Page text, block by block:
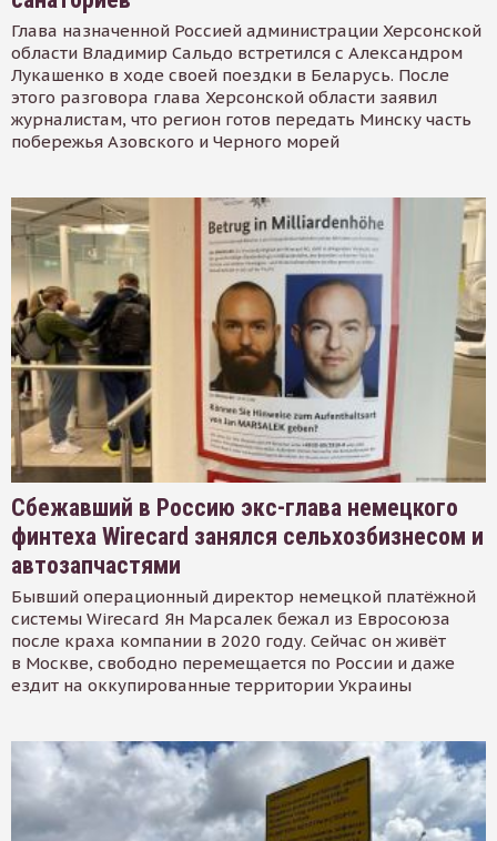
Глава назначенной Россией администрации Херсонской
области Владимир Сальдо встретился с Александром
Лукашенко в ходе своей поездки в Беларусь. После
этого разговора глава Херсонской области заявил
журналистам, что регион готов передать Минску часть
побережья Азовского и Черного морей
Сбежавший в Россию экс-глава немецкого
финтеха Wirecard занялся сельхозбизнесом и
автозапчастями
Бывший операционный директор немецкой платёжной
системы Wirecard Ян Марсалек бежал из Евросоюза
после краха компании в 2020 году. Сейчас он живёт
в Москве, свободно перемещается по России и даже
ездит на оккупированные территории Украины